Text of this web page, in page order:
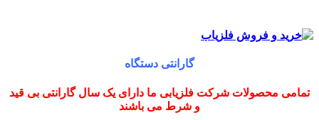
گارانتی دستگاه
تمامی محصولات شرکت فلزیابی ما دارای یک سال گارانتی بی قید
و شرط می باشند